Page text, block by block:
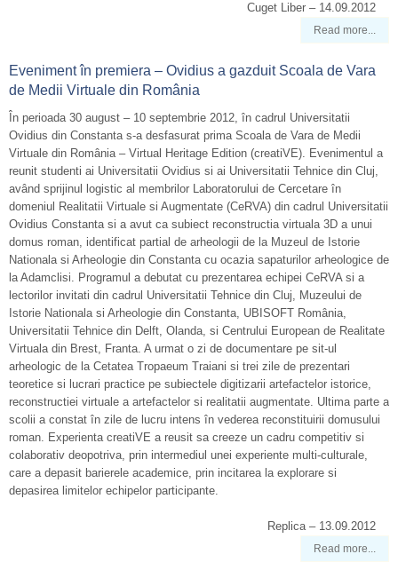
Cuget Liber – 14.09.2012
Read more...
Eveniment în premiera – Ovidius a gazduit Scoala de Vara
de Medii Virtuale din România
În perioada 30 august – 10 septembrie 2012, în cadrul Universitatii
Ovidius din Constanta s-a desfasurat prima Scoala de Vara de Medii
Virtuale din România – Virtual Heritage Edition (creatiVE). Evenimentul a
reunit studenti ai Universitatii Ovidius si ai Universitatii Tehnice din Cluj,
având sprijinul logistic al membrilor Laboratorului de Cercetare în
domeniul Realitatii Virtuale si Augmentate (CeRVA) din cadrul Universitatii
Ovidius Constanta si a avut ca subiect reconstructia virtuala 3D a unui
domus roman, identificat partial de arheologii de la Muzeul de Istorie
Nationala si Arheologie din Constanta cu ocazia sapaturilor arheologice de
la Adamclisi. Programul a debutat cu prezentarea echipei CeRVA si a
lectorilor invitati din cadrul Universitatii Tehnice din Cluj, Muzeului de
Istorie Nationala si Arheologie din Constanta, UBISOFT România,
Universitatii Tehnice din Delft, Olanda, si Centrului European de Realitate
Virtuala din Brest, Franta. A urmat o zi de documentare pe sit-ul
arheologic de la Cetatea Tropaeum Traiani si trei zile de prezentari
teoretice si lucrari practice pe subiectele digitizarii artefactelor istorice,
reconstructiei virtuale a artefactelor si realitatii augmentate. Ultima parte a
scolii a constat în zile de lucru intens în vederea reconstituirii domusului
roman. Experienta creatiVE a reusit sa creeze un cadru competitiv si
colaborativ deopotriva, prin intermediul unei experiente multi-culturale,
care a depasit barierele academice, prin incitarea la explorare si
depasirea limitelor echipelor participante.
Replica – 13.09.2012
Read more...